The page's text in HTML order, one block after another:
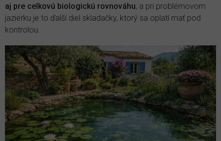
aj pre celkovú biologickú rovnováhu, a pri problémovom
jazierku je to ďalší diel skladačky, ktorý sa oplatí mať pod
kontrolou.